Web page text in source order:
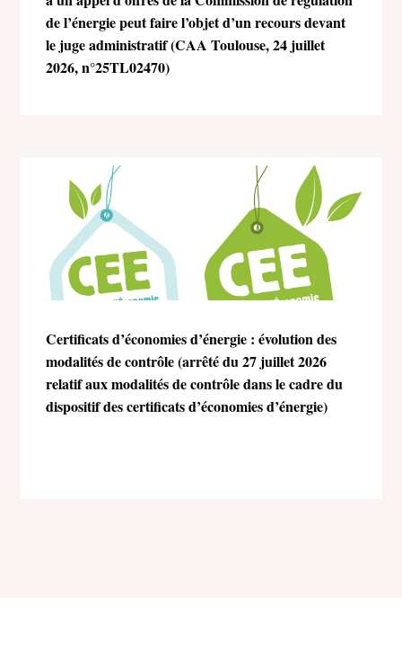
de l’énergie peut faire l’objet d’un recours devant
le juge administratif (CAA Toulouse, 24 juillet
2026, n°25TL02470)
Certificats d’économies d’énergie : évolution des
modalités de contrôle (arrêté du 27 juillet 2026
relatif aux modalités de contrôle dans le cadre du
dispositif des certificats d’économies d’énergie)